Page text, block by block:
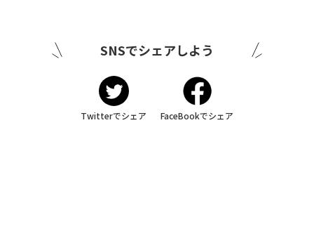
SNSでシェアしよう
Twitterでシェア FaceBookでシェア